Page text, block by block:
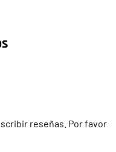
reseñas. Por favor